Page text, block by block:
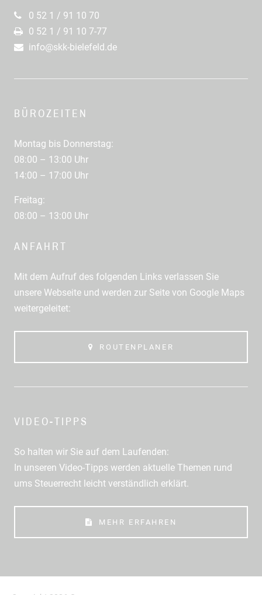
0 52 1 / 91 10 70
0 52 1 / 91 10 7-77
info@skk-bielefeld.de
BÜROZEITEN
Montag bis Donnerstag:
08:00 – 13:00 Uhr
14:00 – 17:00 Uhr
Freitag:
08:00 – 13:00 Uhr
ANFAHRT
Mit dem Aufruf des folgenden Links verlassen Sie
unsere Webseite und werden zur Seite von Google Maps
weitergeleitet:
ROUTENPLANER
VIDEO-TIPPS
So halten wir Sie auf dem Laufenden:
In unseren Video-Tipps werden aktuelle Themen rund
ums Steuerrecht leicht verständlich erklärt.
MEHR ERFAHREN